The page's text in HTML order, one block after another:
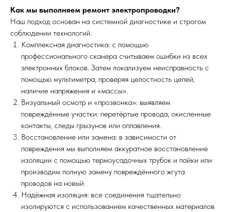
Как мы выполняем ремонт электропроводки?
Наш подход основан на системной диагностике и строгом
соблюдении технологий.
Комплексная диагностика: с помощью
профессионального сканера считываем ошибки из всех
электронных блоков. Затем локализуем неисправность с
помощью мультиметра, проверяя целостность цепей,
наличие напряжения и «массы».
Визуальный осмотр и «прозвонка»: выявляем
повреждённые участки: перетёртые провода, окисленные
контакты, следы грызунов или оплавления.
Восстановление или замена: в зависимости от
повреждения мы выполняем аккуратное восстановление
изоляции с помощью термоусадочных трубок и пайки или
производим полную замену повреждённого жгута
проводов на новый.
Надёжная изоляция: все соединения тщательно
изолируются с использованием качественных материалов